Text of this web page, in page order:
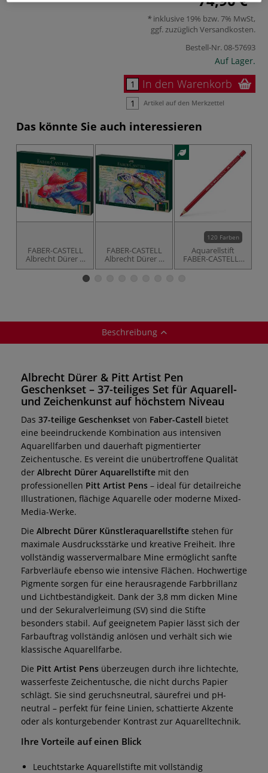
inklusive 19% bzw. 7% MwSt,
ggf. zuzüglich Versandkosten.
Bestell-Nr.08-57693
Auf Lager.
In den Warenkorb
Artikel auf den Merkzettel
Das könnte Sie auch interessieren
FABER-CASTELL
Albrecht Dürer &
Pitt Artist Pen
Geschenkset, 21-
FABER-CASTELL
Albrecht Dürer &
Pitt Artist Pen
120 Farben
Aquarellstift
FABER-CASTELLL
Albrecht Dürer
Beschreibung
Albrecht Dürer & Pitt Artist Pen
Geschenkset – 37-teiliges Set für Aquarell-
und Zeichenkunst auf höchstem Niveau
Das 37-teilige Geschenkset von Faber-Castell bietet
eine beeindruckende Kombination aus intensiven
Aquarellfarben und dauerhaft pigmentierter
Zeichentusche. Es vereint die unübertroffene Qualität
der Albrecht Dürer Aquarellstifte mit den
professionellen Pitt Artist Pens – ideal für detailreiche
Illustrationen, flächige Aquarelle oder moderne Mixed-
Media-Werke.
Die Albrecht Dürer Künstleraquarellstifte stehen für
maximale Ausdrucksstärke und kreative Freiheit. Ihre
vollständig wasservermalbare Mine ermöglicht sanfte
Farbverläufe ebenso wie intensive Flächen. Hochwertige
Pigmente sorgen für eine herausragende Farbbrillanz
und Lichtbeständigkeit. Dank der 3,8 mm dicken Mine
und der Sekuralverleimung (SV) sind die Stifte
besonders stabil. Auf geeignetem Papier lässt sich der
Farbauftrag vollständig anlösen und verhält sich wie
klassische Aquarellfarbe.
Die Pitt Artist Pens überzeugen durch ihre lichtechte,
wasserfeste Zeichentusche, die nicht durchs Papier
schlägt. Sie sind geruchsneutral, säurefrei und pH-
neutral – perfekt für feine Linien, schattierte Akzente
oder als konturgebender Kontrast zur Aquarelltechnik.
Ihre Vorteile auf einen Blick
Leuchtstarke Aquarellstifte mit vollständig